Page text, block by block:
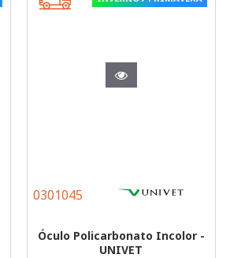
0301045
Óculo Policarbonato Incolor -
UNIVET